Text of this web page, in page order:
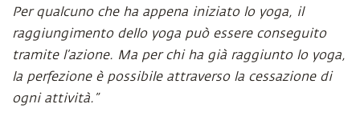
Per qualcuno che ha appena iniziato lo yoga, il
raggiungimento dello yoga può essere conseguito
tramite l’azione. Ma per chi ha già raggiunto lo yoga,
la perfezione è possibile attraverso la cessazione di
ogni attività.”